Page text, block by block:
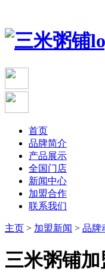
首页
品牌简介
产品展示
全国门店
新闻中心
加盟合作
联系我们
主页 > 加盟新闻 > 品牌
三米粥铺